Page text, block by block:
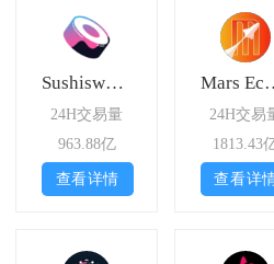
Sushiswap Celo
24H交易量
963.88亿
查看详情
Mars
24H交易
1813.43
查看详